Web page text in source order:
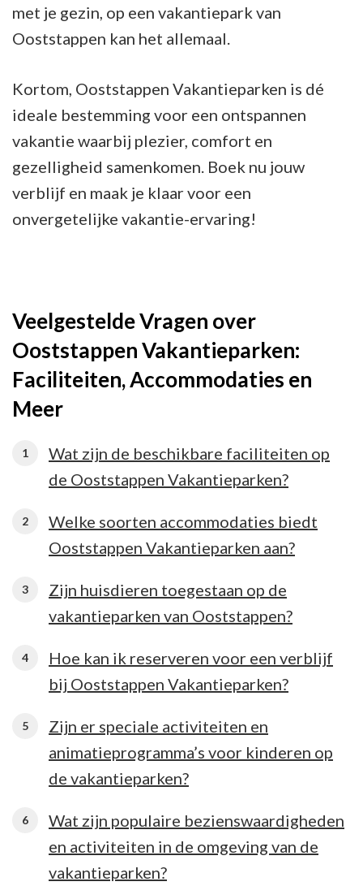
met je gezin, op een vakantiepark van
Ooststappen kan het allemaal.
Kortom, Ooststappen Vakantieparken is dé
ideale bestemming voor een ontspannen
vakantie waarbij plezier, comfort en
gezelligheid samenkomen. Boek nu jouw
verblijf en maak je klaar voor een
onvergetelijke vakantie-ervaring!
Veelgestelde Vragen over
Ooststappen Vakantieparken:
Faciliteiten, Accommodaties en
Meer
Wat zijn de beschikbare faciliteiten op
de Ooststappen Vakantieparken?
Welke soorten accommodaties biedt
Ooststappen Vakantieparken aan?
Zijn huisdieren toegestaan op de
vakantieparken van Ooststappen?
Hoe kan ik reserveren voor een verblijf
bij Ooststappen Vakantieparken?
Zijn er speciale activiteiten en
animatieprogramma’s voor kinderen op
de vakantieparken?
Wat zijn populaire bezienswaardigheden
en activiteiten in de omgeving van de
vakantieparken?